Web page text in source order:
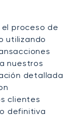
el proceso de
utilizando
nuestros
detallada
clientes
definitiva